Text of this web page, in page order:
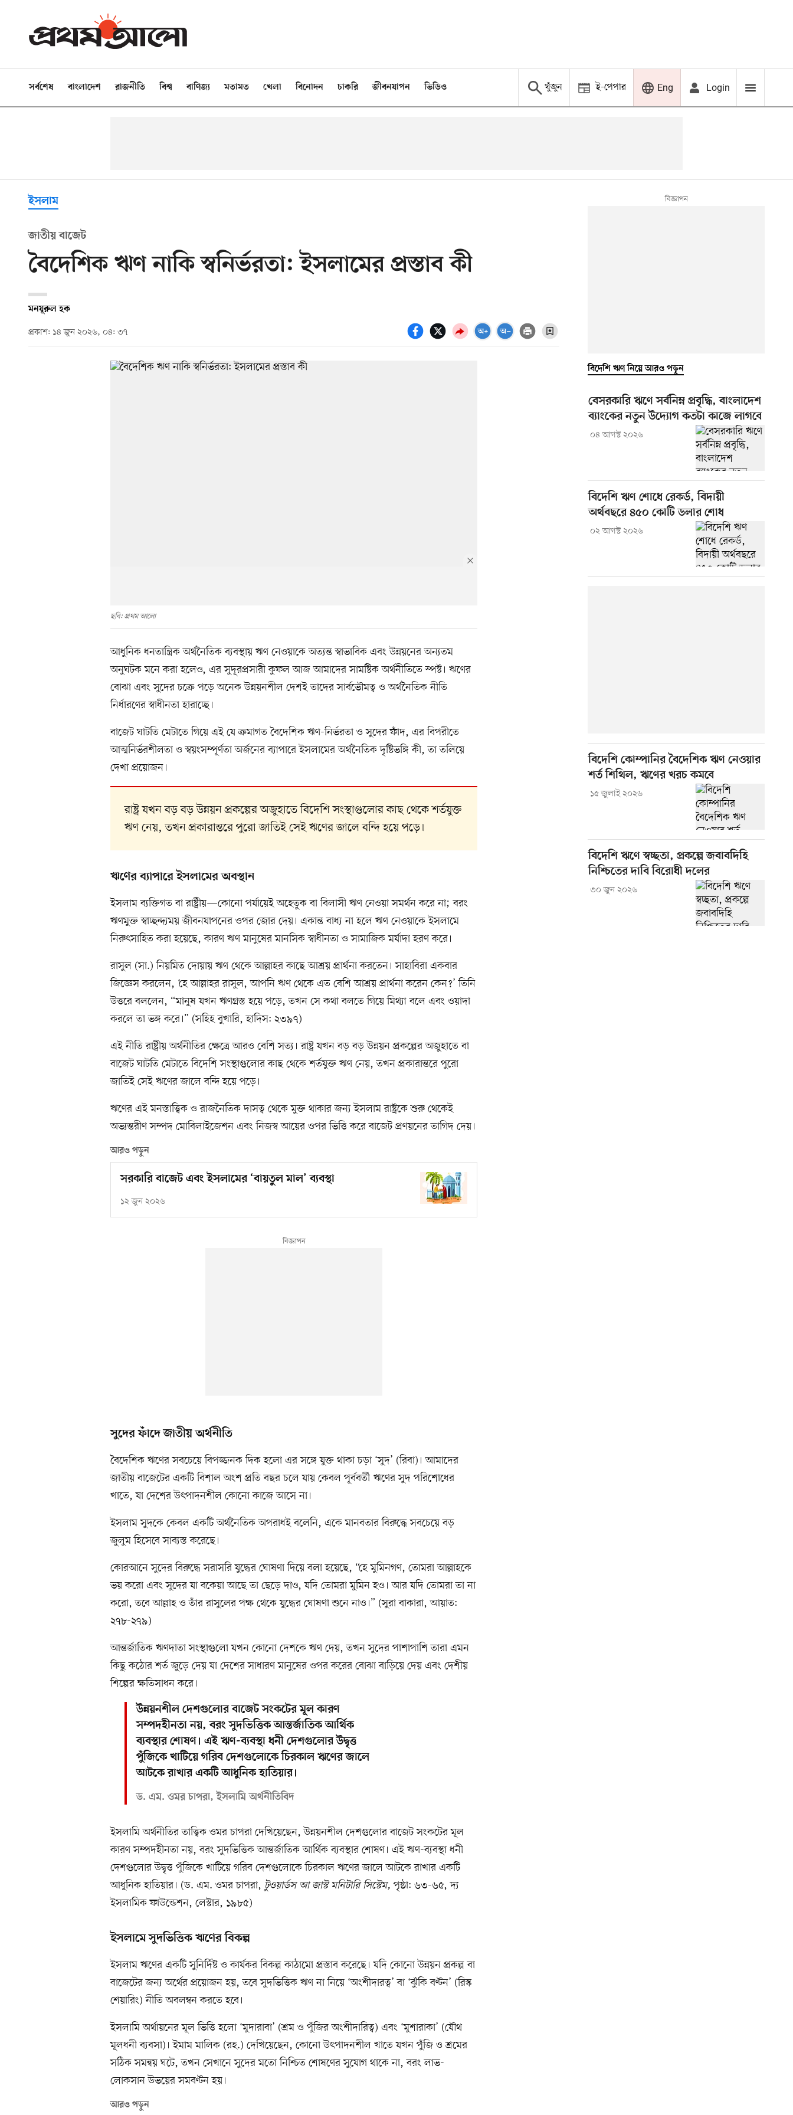
সর্বশেষ বাংলাদেশ রাজনীতি বিশ্ব বাণিজ্য মতামত খেলা বিনোদন চাকরি জীবনযাপন ভিডিও খুঁজুন ই-পেপার Eng Login
ইসলাম
জাতীয় বাজেট
বৈদেশিক ঋণ নাকি স্বনির্ভরতা: ইসলামের প্রস্তাব কী
মনযূরুল হক
প্রকাশ: ১৪ জুন ২০২৬, ০৪: ৩৭
ছবি: প্রথম আলো
আধুনিক ধনতান্ত্রিক অর্থনৈতিক ব্যবস্থায় ঋণ নেওয়াকে অত্যন্ত স্বাভাবিক এবং উন্নয়নের অন্যতম
অনুঘটক মনে করা হলেও, এর সুদূরপ্রসারী কুফল আজ আমাদের সামষ্টিক অর্থনীতিতে স্পষ্ট। ঋণের
বোঝা এবং সুদের চক্রে পড়ে অনেক উন্নয়নশীল দেশই তাদের সার্বভৌমত্ব ও অর্থনৈতিক নীতি
নির্ধারণের স্বাধীনতা হারাচ্ছে।
বাজেট ঘাটতি মেটাতে গিয়ে এই যে ক্রমাগত বৈদেশিক ঋণ-নির্ভরতা ও সুদের ফাঁদ, এর বিপরীতে
আত্মনির্ভরশীলতা ও স্বয়ংসম্পূর্ণতা অর্জনের ব্যাপারে ইসলামের অর্থনৈতিক দৃষ্টিভঙ্গি কী, তা তলিয়ে
দেখা প্রয়োজন।
রাষ্ট্র যখন বড় বড় উন্নয়ন প্রকল্পের অজুহাতে বিদেশি সংস্থাগুলোর কাছ থেকে শর্তযুক্ত
ঋণ নেয়, তখন প্রকারান্তরে পুরো জাতিই সেই ঋণের জালে বন্দি হয়ে পড়ে।
ঋণের ব্যাপারে ইসলামের অবস্থান
ইসলাম ব্যক্তিগত বা রাষ্ট্রীয়—কোনো পর্যায়েই অহেতুক বা বিলাসী ঋণ নেওয়া সমর্থন করে না; বরং
ঋণমুক্ত স্বাচ্ছন্দ্যময় জীবনযাপনের ওপর জোর দেয়। একান্ত বাধ্য না হলে ঋণ নেওয়াকে ইসলামে
নিরুৎসাহিত করা হয়েছে, কারণ ঋণ মানুষের মানসিক স্বাধীনতা ও সামাজিক মর্যাদা হরণ করে।
রাসুল (সা.) নিয়মিত দোয়ায় ঋণ থেকে আল্লাহর কাছে আশ্রয় প্রার্থনা করতেন। সাহাবিরা একবার
জিজ্ঞেস করলেন, ‘হে আল্লাহর রাসুল, আপনি ঋণ থেকে এত বেশি আশ্রয় প্রার্থনা করেন কেন?’ তিনি
উত্তরে বললেন, “মানুষ যখন ঋণগ্রস্ত হয়ে পড়ে, তখন সে কথা বলতে গিয়ে মিথ্যা বলে এবং ওয়াদা
করলে তা ভঙ্গ করে।” (সহিহ বুখারি, হাদিস: ২৩৯৭)
এই নীতি রাষ্ট্রীয় অর্থনীতির ক্ষেত্রে আরও বেশি সত্য। রাষ্ট্র যখন বড় বড় উন্নয়ন প্রকল্পের অজুহাতে বা
বাজেট ঘাটতি মেটাতে বিদেশি সংস্থাগুলোর কাছ থেকে শর্তযুক্ত ঋণ নেয়, তখন প্রকারান্তরে পুরো
জাতিই সেই ঋণের জালে বন্দি হয়ে পড়ে।
ঋণের এই মনস্তাত্ত্বিক ও রাজনৈতিক দাসত্ব থেকে মুক্ত থাকার জন্য ইসলাম রাষ্ট্রকে শুরু থেকেই
অভ্যন্তরীণ সম্পদ মোবিলাইজেশন এবং নিজস্ব আয়ের ওপর ভিত্তি করে বাজেট প্রণয়নের তাগিদ দেয়।
আরও পড়ুন
সরকারি বাজেট এবং ইসলামের ‘বায়তুল মাল’ ব্যবস্থা
১২ জুন ২০২৬
সুদের ফাঁদে জাতীয় অর্থনীতি
বৈদেশিক ঋণের সবচেয়ে বিপজ্জনক দিক হলো এর সঙ্গে যুক্ত থাকা চড়া ‘সুদ’ (রিবা)। আমাদের
জাতীয় বাজেটের একটি বিশাল অংশ প্রতি বছর চলে যায় কেবল পূর্ববর্তী ঋণের সুদ পরিশোধের
খাতে, যা দেশের উৎপাদনশীল কোনো কাজে আসে না।
ইসলাম সুদকে কেবল একটি অর্থনৈতিক অপরাধই বলেনি, একে মানবতার বিরুদ্ধে সবচেয়ে বড়
জুলুম হিসেবে সাব্যস্ত করেছে।
কোরআনে সুদের বিরুদ্ধে সরাসরি যুদ্ধের ঘোষণা দিয়ে বলা হয়েছে, “হে মুমিনগণ, তোমরা আল্লাহকে
ভয় করো এবং সুদের যা বকেয়া আছে তা ছেড়ে দাও, যদি তোমরা মুমিন হও। আর যদি তোমরা তা না
করো, তবে আল্লাহ ও তাঁর রাসুলের পক্ষ থেকে যুদ্ধের ঘোষণা শুনে নাও।” (সুরা বাকারা, আয়াত:
২৭৮-২৭৯)
আন্তর্জাতিক ঋণদাতা সংস্থাগুলো যখন কোনো দেশকে ঋণ দেয়, তখন সুদের পাশাপাশি তারা এমন
কিছু কঠোর শর্ত জুড়ে দেয় যা দেশের সাধারণ মানুষের ওপর করের বোঝা বাড়িয়ে দেয় এবং দেশীয়
শিল্পের ক্ষতিসাধন করে।
উন্নয়নশীল দেশগুলোর বাজেট সংকটের মূল কারণ
সম্পদহীনতা নয়, বরং সুদভিত্তিক আন্তর্জাতিক আর্থিক
ব্যবস্থার শোষণ। এই ঋণ-ব্যবস্থা ধনী দেশগুলোর উদ্বৃত্ত
পুঁজিকে খাটিয়ে গরিব দেশগুলোকে চিরকাল ঋণের জালে
আটকে রাখার একটি আধুনিক হাতিয়ার।
ড. এম. ওমর চাপরা, ইসলামি অর্থনীতিবিদ
ইসলামি অর্থনীতির তাত্ত্বিক ওমর চাপরা দেখিয়েছেন, উন্নয়নশীল দেশগুলোর বাজেট সংকটের মূল
কারণ সম্পদহীনতা নয়, বরং সুদভিত্তিক আন্তর্জাতিক আর্থিক ব্যবস্থার শোষণ। এই ঋণ-ব্যবস্থা ধনী
দেশগুলোর উদ্বৃত্ত পুঁজিকে খাটিয়ে গরিব দেশগুলোকে চিরকাল ঋণের জালে আটকে রাখার একটি
আধুনিক হাতিয়ার। (ড. এম. ওমর চাপরা, টুওয়ার্ডস আ জাস্ট মনিটারি সিস্টেম, পৃষ্ঠা: ৬৩-৬৫, দ্য
ইসলামিক ফাউন্ডেশন, লেস্টার, ১৯৮৫)
ইসলামে সুদভিত্তিক ঋণের বিকল্প
ইসলাম ঋণের একটি সুনির্দিষ্ট ও কার্যকর বিকল্প কাঠামো প্রস্তাব করেছে। যদি কোনো উন্নয়ন প্রকল্প বা
বাজেটের জন্য অর্থের প্রয়োজন হয়, তবে সুদভিত্তিক ঋণ না নিয়ে ‘অংশীদারত্ব’ বা ‘ঝুঁকি বণ্টন’ (রিস্ক
শেয়ারিং) নীতি অবলম্বন করতে হবে।
ইসলামি অর্থায়নের মূল ভিত্তি হলো ‘মুদারাবা’ (শ্রম ও পুঁজির অংশীদারিত্ব) এবং ‘মুশারাকা’ (যৌথ
মূলধনী ব্যবসা)। ইমাম মালিক (রহ.) দেখিয়েছেন, কোনো উৎপাদনশীল খাতে যখন পুঁজি ও শ্রমের
সঠিক সমন্বয় ঘটে, তখন সেখানে সুদের মতো নিশ্চিত শোষণের সুযোগ থাকে না, বরং লাভ-
লোকসান উভয়ের সমবণ্টন হয়।
আরও পড়ুন
বিদেশি ঋণ নিয়ে আরও পড়ুন
বেসরকারি ঋণে সর্বনিম্ন প্রবৃদ্ধি, বাংলাদেশ
ব্যাংকের নতুন উদ্যোগ কতটা কাজে লাগবে
০৪ আগস্ট ২০২৬
বিদেশি ঋণ শোধে রেকর্ড, বিদায়ী
অর্থবছরে ৪৫০ কোটি ডলার শোধ
০২ আগস্ট ২০২৬
বিদেশি কোম্পানির বৈদেশিক ঋণ নেওয়ার
শর্ত শিথিল, ঋণের খরচ কমবে
১৫ জুলাই ২০২৬
বিদেশি ঋণে স্বচ্ছতা, প্রকল্পে জবাবদিহি
নিশ্চিতের দাবি বিরোধী দলের
৩০ জুন ২০২৬